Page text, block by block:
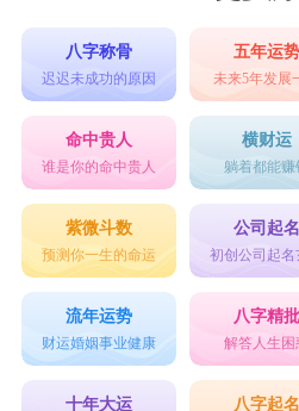
八字称骨
迟迟未成功的原因
五年运势
未来5年发展
命中贵人
谁是你的命中贵人
横财运
躺着都能赚
紫微斗数
预测你一生的命运
公司起名
初创公司起名
流年运势
财运婚姻事业健康
八字精批
解答人生困
十年大运 八字起名